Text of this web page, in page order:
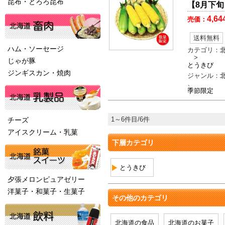
【8月下
売価：
送料無料
カテゴリ：
>
とうきび
ジャンル：
、
季節限定
1～6件目/6件
下層カテゴリ
とうきび
その他のカテゴリ
北海道の食品 北海道のお菓子
ハム・ソーセージ
じゃが豚
ジンギスカン・焼肉
チーズ
アイスクリーム・乳菓
夕張メロンピュアゼリー
洋菓子・和菓子・生菓子